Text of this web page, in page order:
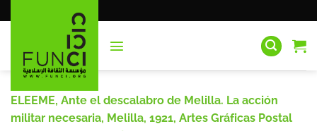
al
ELEEME, Ante el descalabro de Melilla. La acción
militar necesaria, Melilla, 1921, Artes Gráficas Postal